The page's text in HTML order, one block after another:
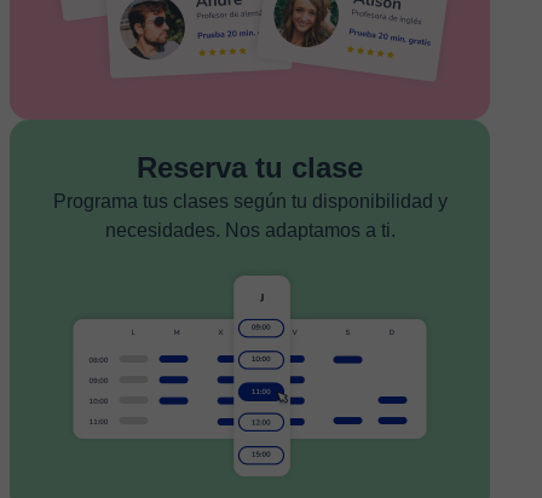
Reserva tu clase
Programa tus clases según tu disponibilidad y
necesidades. Nos adaptamos a ti.